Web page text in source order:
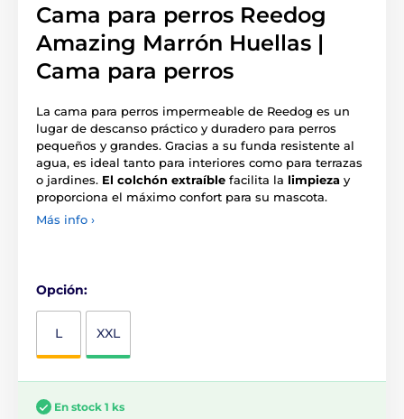
Cama para perros Reedog
Amazing Marrón Huellas |
Cama para perros
La cama para perros impermeable de Reedog es un
lugar de descanso práctico y duradero para perros
pequeños y grandes. Gracias a su funda resistente al
agua, es ideal tanto para interiores como para terrazas
o jardines. El colchón extraíble facilita la limpieza y
proporciona el máximo confort para su mascota.
Más info ›
Opción:
L XXL
En stock 1 ks